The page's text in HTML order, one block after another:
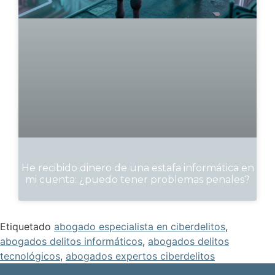
He recibido dinero de una estafa informática en
mi cuenta: ¿puedo tener problemas penales?
Etiquetado abogado especialista en ciberdelitos,
abogados delitos informáticos, abogados delitos
tecnológicos, abogados expertos ciberdelitos